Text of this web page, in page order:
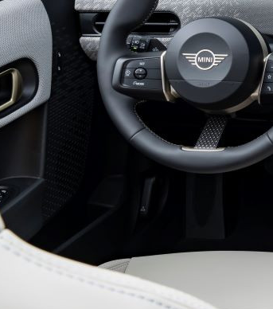
Зачем АР опять сравнивает
несравнимое, очередной заказ от
того же заказчика? Тойота в
прошлом году продала более
миллиона RAV на самых богатых и
требовательных рынках США и
Японии, в очередной раз
подтвердив статус …
Sergei
Да. Все верно. Автопром - это уже
давно не какой-то супер хай-тек и
Китай технологически на том
уровне, который позволяет
освоить такие продукты и сделать
более-менее нормально. Тем
более, что китайцы просто …